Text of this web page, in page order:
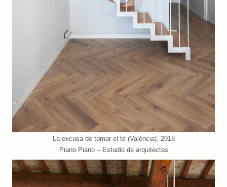
La excusa de tomar el té (València). 2018
Piano Piano – Estudio de arquitectas